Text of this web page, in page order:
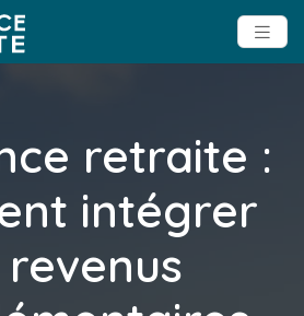
retraite :
intégrer
revenus